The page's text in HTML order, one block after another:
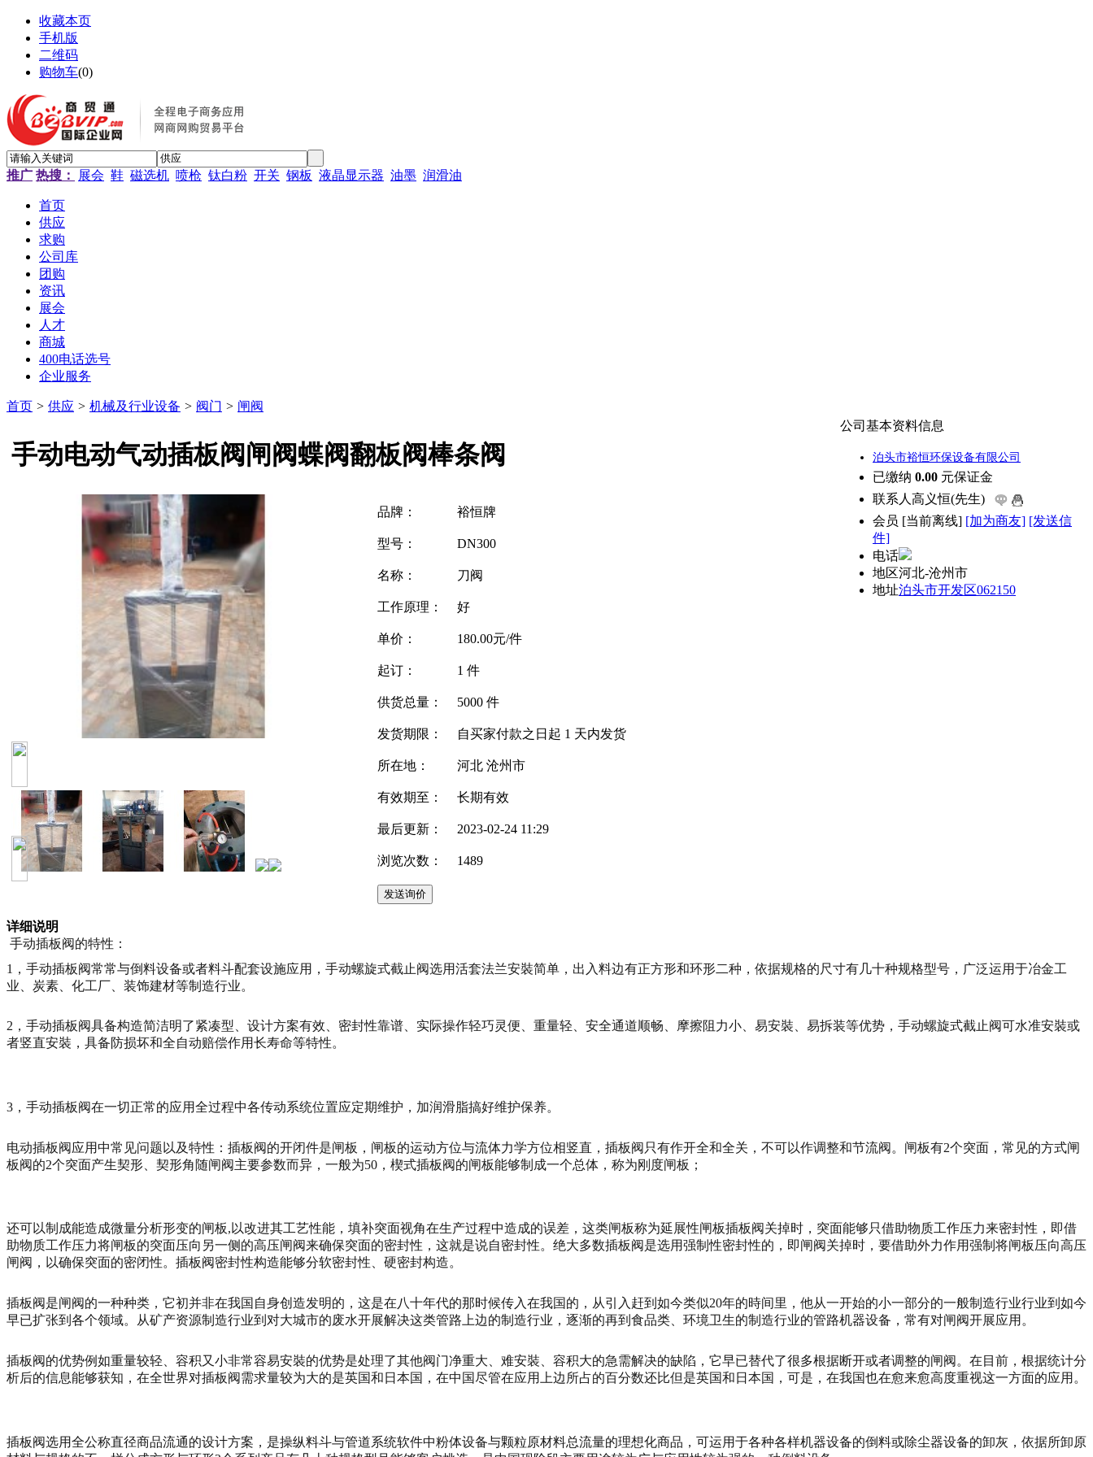
收藏本页
手机版
二维码
购物车(0)
推广 热搜： 展会 鞋 磁选机 喷枪 钛白粉 开关 钢板 液晶显示器 油墨 润滑油
首页
供应
求购
公司库
团购
资讯
展会
人才
商城
400电话选号
企业服务
首页 > 供应 > 机械及行业设备 > 阀门 > 闸阀
手动电动气动插板阀闸阀蝶阀翻板阀棒条阀
品牌： 裕恒牌
型号： DN300
名称： 刀阀
工作原理： 好
单价： 180.00元/件
起订： 1 件
供货总量： 5000 件
发货期限： 自买家付款之日起 1 天内发货
所在地： 河北 沧州市
有效期至： 长期有效
最后更新： 2023-02-24 11:29
浏览次数： 1489
公司基本资料信息
泊头市裕恒环保设备有限公司
已缴纳 0.00 元保证金
联系人 高义恒(先生)
会员 [当前离线] [加为商友] [发送信
件]
电话
地区河北-沧州市
地址泊头市开发区062150
详细说明
手动插板阀的特性：
1，手动插板阀常常与倒料设备或者料斗配套设施应用，手动螺旋式截止阀选用活套法兰安裝简单，出入料边有正方形和环形二种，依据规格的尺寸有几十种规格型号，广泛运用于冶金工
业、炭素、化工厂、装饰建材等制造行业。
2，手动插板阀具备构造简洁明了紧凑型、设计方案有效、密封性靠谱、实际操作轻巧灵便、重量轻、安全通道顺畅、摩擦阻力小、易安裝、易拆装等优势，手动螺旋式截止阀可水准安裝或
者竖直安裝，具备防损坏和全自动赔偿作用长寿命等特性。
3，手动插板阀在一切正常的应用全过程中各传动系统位置应定期维护，加润滑脂搞好维护保养。
电动插板阀应用中常见问题以及特性：插板阀的开闭件是闸板，闸板的运动方位与流体力学方位相竖直，插板阀只有作开全和全关，不可以作调整和节流阀。闸板有2个突面，常见的方式闸
板阀的2个突面产生契形、契形角随闸阀主要参数而异，一般为50，楔式插板阀的闸板能够制成一个总体，称为刚度闸板；
还可以制成能造成微量分析形变的闸板,以改进其工艺性能，填补突面视角在生产过程中造成的误差，这类闸板称为延展性闸板插板阀关掉时，突面能够只借助物质工作压力来密封性，即借
助物质工作压力将闸板的突面压向另一侧的高压闸阀来确保突面的密封性，这就是说自密封性。绝大多数插板阀是选用强制性密封性的，即闸阀关掉时，要借助外力作用强制将闸板压向高压
闸阀，以确保突面的密闭性。插板阀密封性构造能够分软密封性、硬密封构造。
插板阀是闸阀的一种种类，它初并非在我国自身创造发明的，这是在八十年代的那时候传入在我国的，从引入赶到如今类似20年的時间里，他从一开始的小一部分的一般制造行业行业到如今
早已扩张到各个领域。从矿产资源制造行业到对大城市的废水开展解决这类管路上边的制造行业，逐渐的再到食品类、环境卫生的制造行业的管路机器设备，常有对闸阀开展应用。
插板阀的优势例如重量较轻、容积又小非常容易安裝的优势是处理了其他阀门净重大、难安裝、容积大的急需解决的缺陷，它早已替代了很多根据断开或者调整的闸阀。在目前，根据统计分
析后的信息能够获知，在全世界对插板阀需求量较为大的是英国和日本国，在中国尽管在应用上边所占的百分数还比但是英国和日本国，可是，在我国也在愈来愈高度重视这一方面的应用。
插板阀选用全公称直径商品流通的设计方案，是操纵料斗与管道系统软件中粉体设备与颗粒原材料总流量的理想化商品，可运用于各种各样机器设备的倒料或除尘器设备的卸灰，依据所卸原